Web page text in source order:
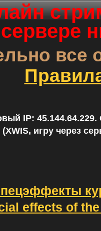
все
IP: 45.144.64.229.
игру через
effects of